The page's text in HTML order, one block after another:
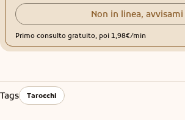
Non in linea, avvisami
Primo consulto gratuito, poi 1,98€/min
Tags Tarocchi